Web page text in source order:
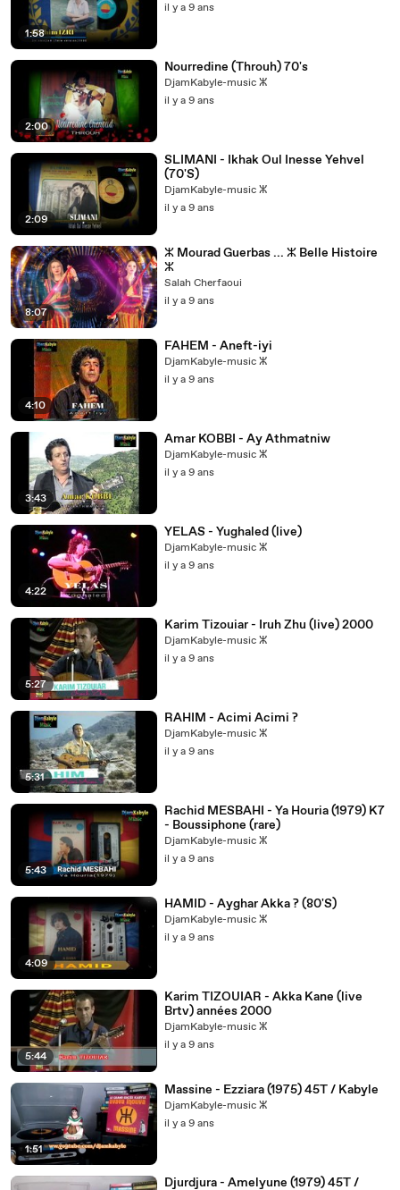
1:58
il y a 9 ans
2:00
Nourredine (Throuh) 70's
DjamKabyle-music ⵣ
il y a 9 ans
2:09
SLIMANI - Ikhak Oul Inesse Yehvel
(70'S)
DjamKabyle-music ⵣ
il y a 9 ans
8:07
ⵣ Mourad Guerbas ... ⵣ Belle Histoire
ⵣ
Salah Cherfaoui
il y a 9 ans
4:10
FAHEM - Aneft-iyi
DjamKabyle-music ⵣ
il y a 9 ans
3:43
Amar KOBBI - Ay Athmatniw
DjamKabyle-music ⵣ
il y a 9 ans
4:22
YELAS - Yughaled (live)
DjamKabyle-music ⵣ
il y a 9 ans
5:27
Karim Tizouiar - Iruh Zhu (live) 2000
DjamKabyle-music ⵣ
il y a 9 ans
5:31
RAHIM - Acimi Acimi ?
DjamKabyle-music ⵣ
il y a 9 ans
5:43
Rachid MESBAHI - Ya Houria (1979) K7
- Boussiphone (rare)
DjamKabyle-music ⵣ
il y a 9 ans
4:09
HAMID - Ayghar Akka ? (80'S)
DjamKabyle-music ⵣ
il y a 9 ans
5:44
Karim TIZOUIAR - Akka Kane (live
Brtv) années 2000
DjamKabyle-music ⵣ
il y a 9 ans
1:51
Massine - Ezziara (1975) 45T / Kabyle
DjamKabyle-music ⵣ
il y a 9 ans
Djurdjura - Amelyune (1979) 45T /